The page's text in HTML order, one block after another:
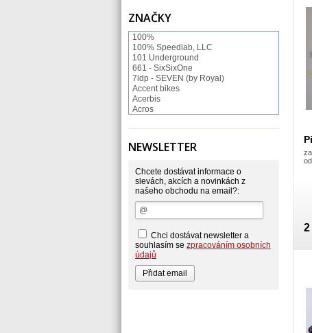
2
ZNAČKY
100%
100% Speedlab, LLC
101 Underground
661 - SixSixOne
7idp - SEVEN (by Royal)
Accent bikes
Acerbis
Acros
Afton Shoes
Alias
Alpinestars
Answer
Arnette
ASP Swiss Snowscoot
Asterisk
Atomlab
Axo
Baradine
BIKE WORK
Bionicon
Blackbird
NEWSLETTER
Chcete dostávat informace o
slevách, akcích a novinkách z
našeho obchodu na email?:
Chci dostávat newsletter a
souhlasím se zpracováním osobních
údajů